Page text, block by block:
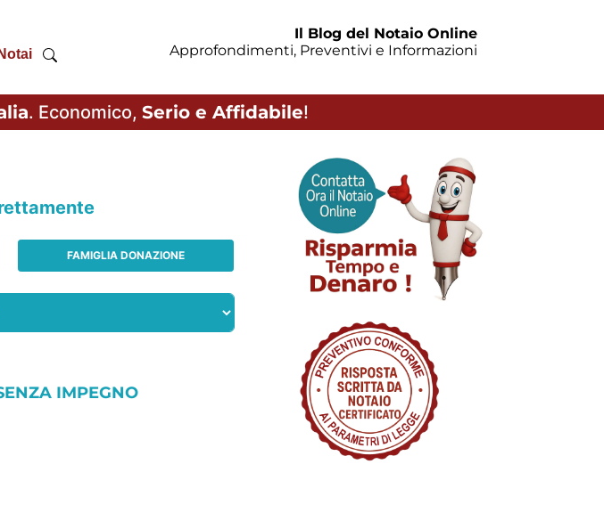
Notai
Il Blog del Notaio Online
Approfondimenti, Preventivi e Informazioni
. Economico, Serio e Affidabile!
FAMIGLIA DONAZIONE
IMPEGNO